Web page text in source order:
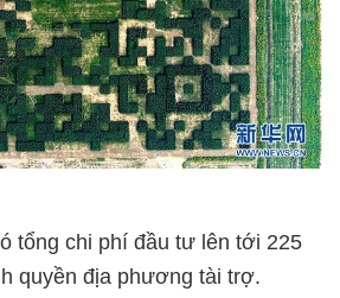
tổng chi phí đầu tư lên tới 225
quyền địa phương tài trợ.